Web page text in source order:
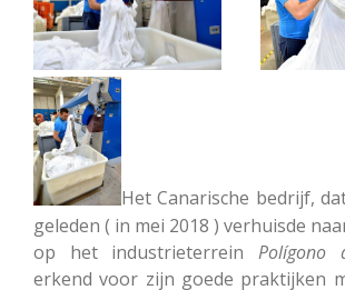
Het Canarische bedrijf,
geleden ( in mei 2018 ) verhuisde
op het industrieterrein Polígono
erkend voor zijn goede praktijken